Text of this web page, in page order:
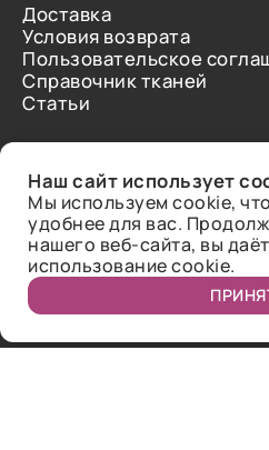
Доставка
Условия возврата
Пользовательское
Справочник тканей
Статьи
О нас
Контакты
Отзывы
Наш сайт использует
Мы используем cookie,
удобнее для вас.
нашего веб-сайта, вы
использование cookie.